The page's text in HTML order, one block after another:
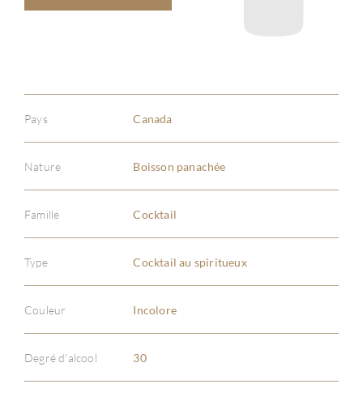
Pays Canada
Nature Boisson panachée
Famille Cocktail
Type Cocktail au spiritueux
Couleur Incolore
Degré d'alcool 30